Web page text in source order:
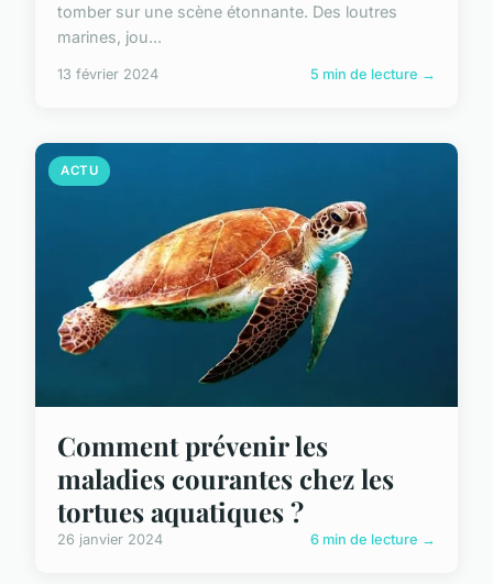
tomber sur une scène étonnante. Des loutres
marines, jou...
13 février 2024 5 min de lecture →
ACTU
Comment prévenir les
maladies courantes chez les
tortues aquatiques ?
26 janvier 2024 6 min de lecture →